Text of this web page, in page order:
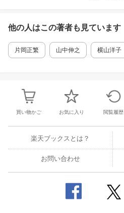
他の人はこの著者も見ています
片岡正繁 山中伸之 横山洋子
買い物かご お気に入り 閲覧履歴
楽天ブックスとは？
お問い合わせ